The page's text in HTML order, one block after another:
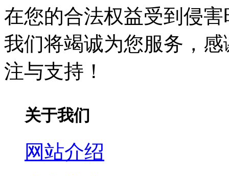
在您的合法权益受到侵害
我们将竭诚为您服务，
注与支持！
关于我们
网站介绍